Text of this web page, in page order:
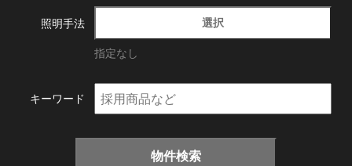
照明手法 選択
指定なし
キーワード
物件検索